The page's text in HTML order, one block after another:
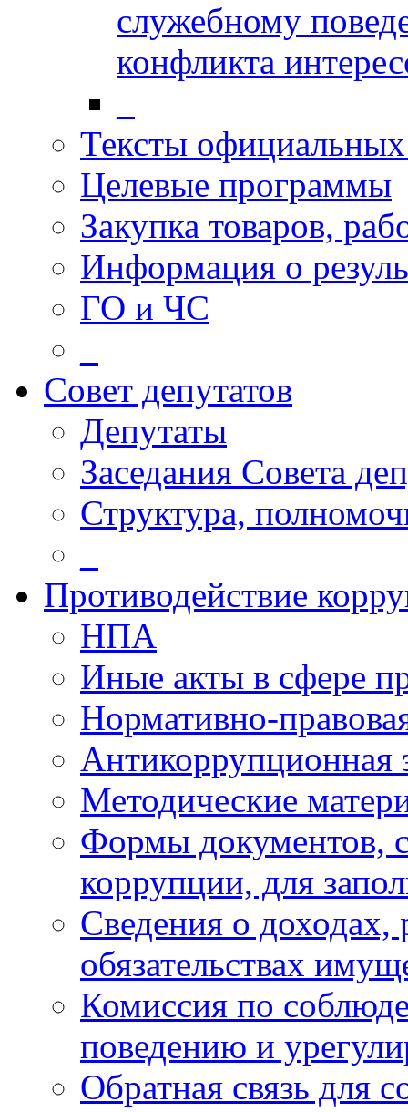
служебному
конфликта
Тексты
Целевые программы
Закупка товаров,
Информация о
ГО и ЧС
Совет депутатов
Депутаты
Заседания Совета
Структура,
Противодействие
НПА
Иные акты в сфере
Нормативно-
Антикоррупционная
Методические
Формы документов,
коррупции, для
Сведения о доходах,
обязательствах
Комиссия по
поведению и
Обратная связь для